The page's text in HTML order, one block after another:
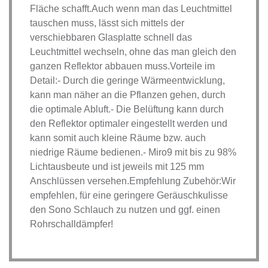
Fläche schafft.Auch wenn man das Leuchtmittel
tauschen muss, lässt sich mittels der
verschiebbaren Glasplatte schnell das
Leuchtmittel wechseln, ohne das man gleich den
ganzen Reflektor abbauen muss.Vorteile im
Detail:- Durch die geringe Wärmeentwicklung,
kann man näher an die Pflanzen gehen, durch
die optimale Abluft.- Die Belüftung kann durch
den Reflektor optimaler eingestellt werden und
kann somit auch kleine Räume bzw. auch
niedrige Räume bedienen.- Miro9 mit bis zu 98%
Lichtausbeute und ist jeweils mit 125 mm
Anschlüssen versehen.Empfehlung Zubehör:Wir
empfehlen, für eine geringere Geräuschkulisse
den Sono Schlauch zu nutzen und ggf. einen
Rohrschalldämpfer!